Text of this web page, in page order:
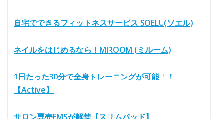
自宅でできるフィットネスサービス SOELU(ソエル)
ネイルをはじめるなら！MIROOM (ミルーム)
1日たった30分で全身トレーニングが可能！！
【Active】
サロン専売EMSが解禁【スリムパッド】